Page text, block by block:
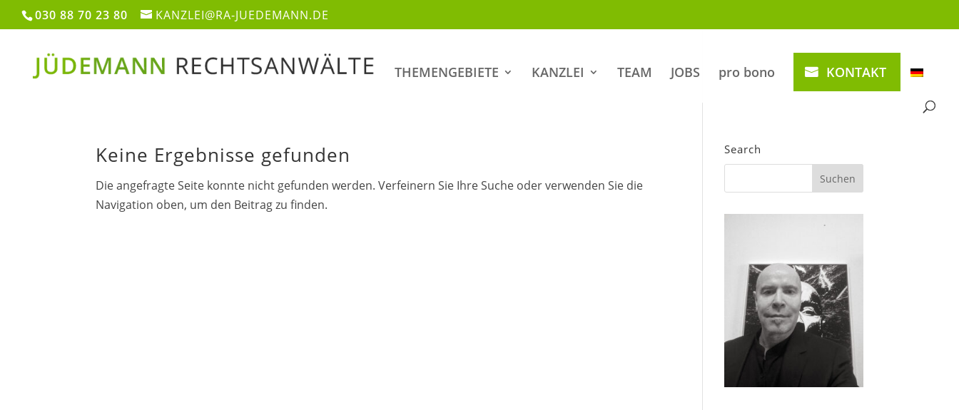
030 88 70 23 80 KANZLEI@RA-JUEDEMANN.DE
THEMENGEBIETE KANZLEI TEAM JOBS pro bono KONTAKT
Keine Ergebnisse gefunden
Die angefragte Seite konnte nicht gefunden werden. Verfeinern Sie Ihre Suche oder verwenden Sie die
Navigation oben, um den Beitrag zu finden.
Search